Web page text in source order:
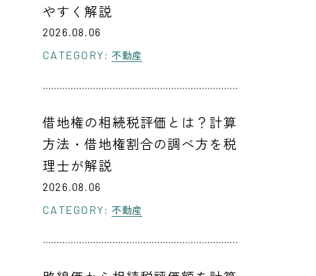
やすく解説
2026.08.06
CATEGORY: 不動産
借地権の相続税評価とは？計算
方法・借地権割合の調べ方を税
理士が解説
2026.08.06
CATEGORY: 不動産